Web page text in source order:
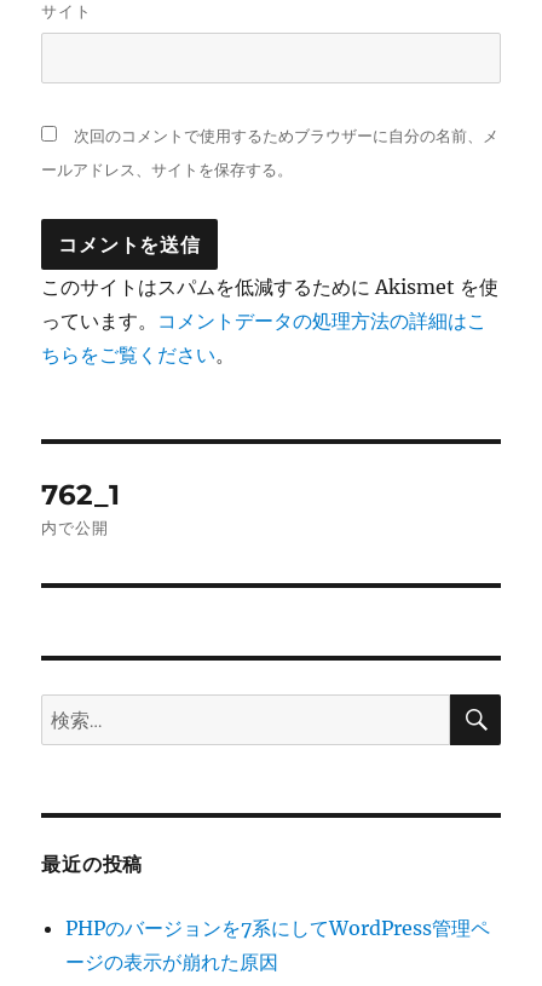
サイト
次回のコメントで使用するためブラウザーに自分の名前、メ
ールアドレス、サイトを保存する。
このサイトはスパムを低減するために Akismet を使
っています。 コメントデータの処理方法の詳細はこ
ちらをご覧ください。
稿
ゲ
ー
ョ
ン
762_1
内で公開
検
索:
検
最近の投稿
PHPのバージョンを7系にしてWordPress管理ペ
ージの表示が崩れた原因